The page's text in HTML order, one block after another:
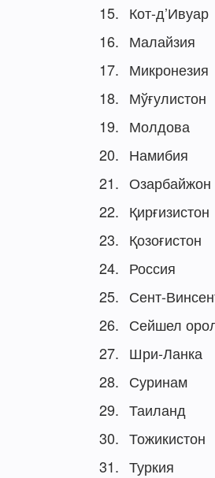
Кот-д’Ивуар
Малайзия
Микронезия
Мўғулистон
Молдова
Намибия
Озарбайжон
Қирғизистон
Қозоғистон
Россия
Сент-
Сейшел
Шри-Ланка
Суринам
Таиланд
Тожикистон
Туркия